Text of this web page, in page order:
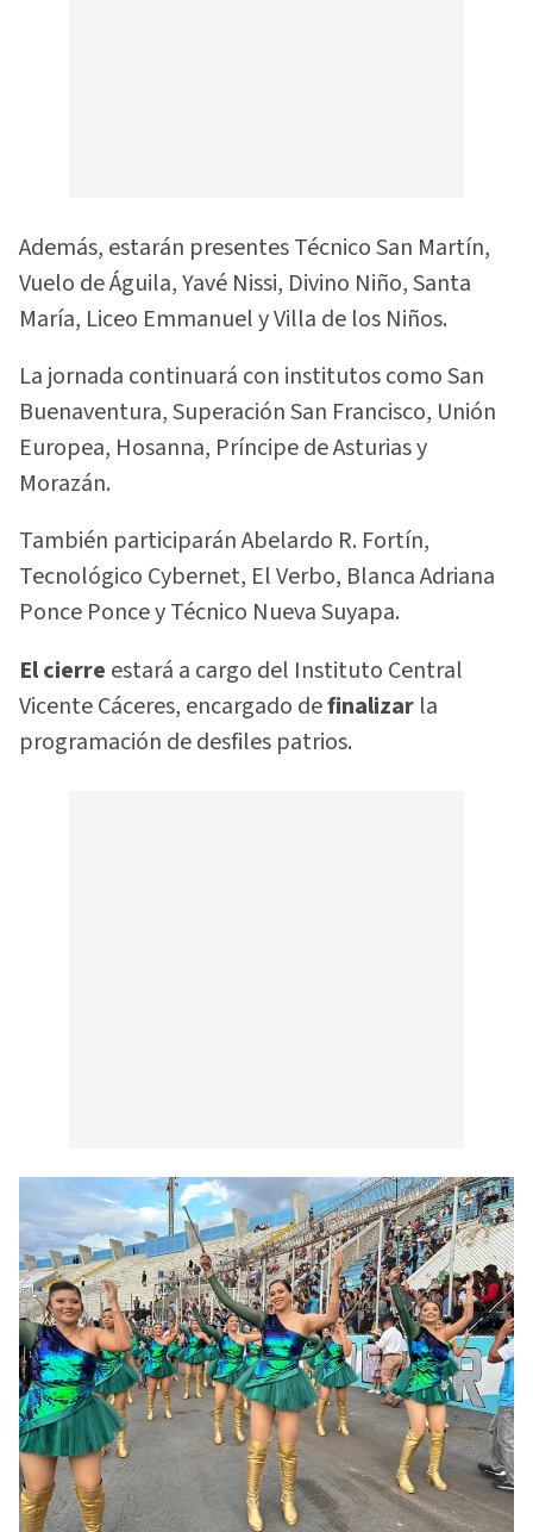
Además, estarán presentes Técnico San Martín,
Vuelo de Águila, Yavé Nissi, Divino Niño, Santa
María, Liceo Emmanuel y Villa de los Niños.
La jornada continuará con institutos como San
Buenaventura, Superación San Francisco, Unión
Europea, Hosanna, Príncipe de Asturias y
Morazán.
También participarán Abelardo R. Fortín,
Tecnológico Cybernet, El Verbo, Blanca Adriana
Ponce Ponce y Técnico Nueva Suyapa.
El cierre estará a cargo del Instituto Central
Vicente Cáceres, encargado definalizar la
programación de desfiles patrios.